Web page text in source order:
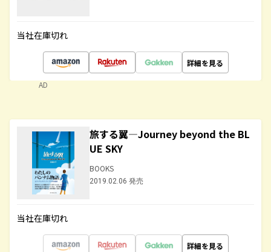
当社在庫切れ
詳細を見る
AD
旅する翼―Journey beyond the BL
UE SKY
BOOKS
2019.02.06 発売
当社在庫切れ
詳細を見る